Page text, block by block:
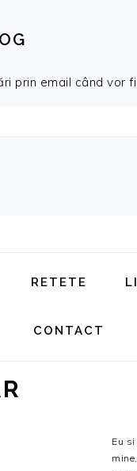
prin email când vor
RETETE
CONTACT
Eu